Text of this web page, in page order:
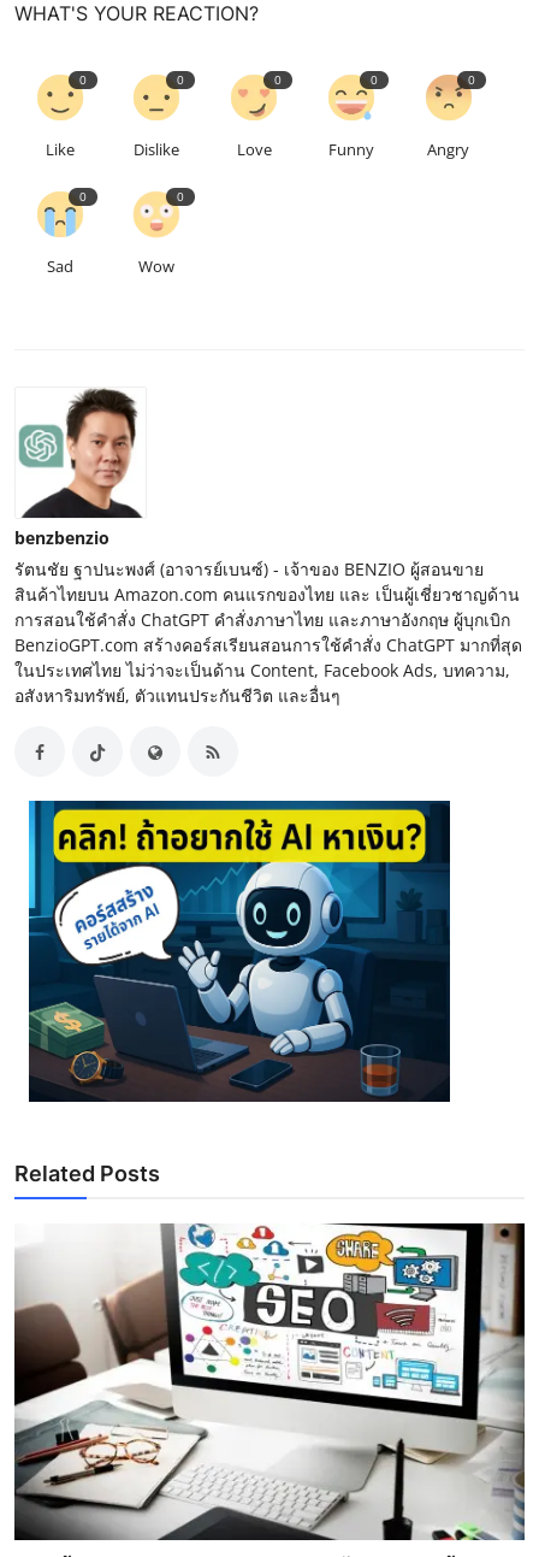
WHAT'S YOUR REACTION?
0
Like
0
Dislike
0
Love
0
Funny
0
Angry
0
Sad
0
Wow
benzbenzio
รัตนชัย ฐาปนะพงศ์ (อาจารย์เบนซ์) - เจ้าของ BENZIO ผู้สอนขาย
สินค้าไทยบน Amazon.com คนแรกของไทย และ เป็นผู้เชี่ยวชาญด้าน
การสอนใช้คำสั่ง ChatGPT คำสั่งภาษาไทย และภาษาอังกฤษ ผู้บุกเบิก
BenzioGPT.com สร้างคอร์สเรียนสอนการใช้คำสั่ง ChatGPT มากที่สุด
ในประเทศไทย ไม่ว่าจะเป็นด้าน Content, Facebook Ads, บทความ,
อสังหาริมทรัพย์, ตัวแทนประกันชีวิต และอื่นๆ
Related Posts